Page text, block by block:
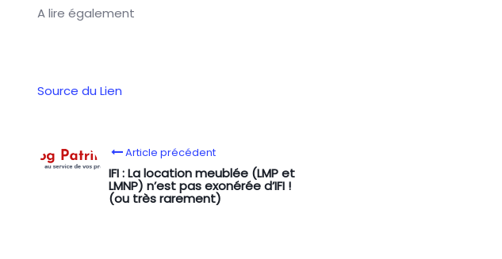
A lire également
Source du Lien
Article précédent
IFI : La location meublée (LMP et
LMNP) n’est pas exonérée d’IFI !
(ou très rarement)